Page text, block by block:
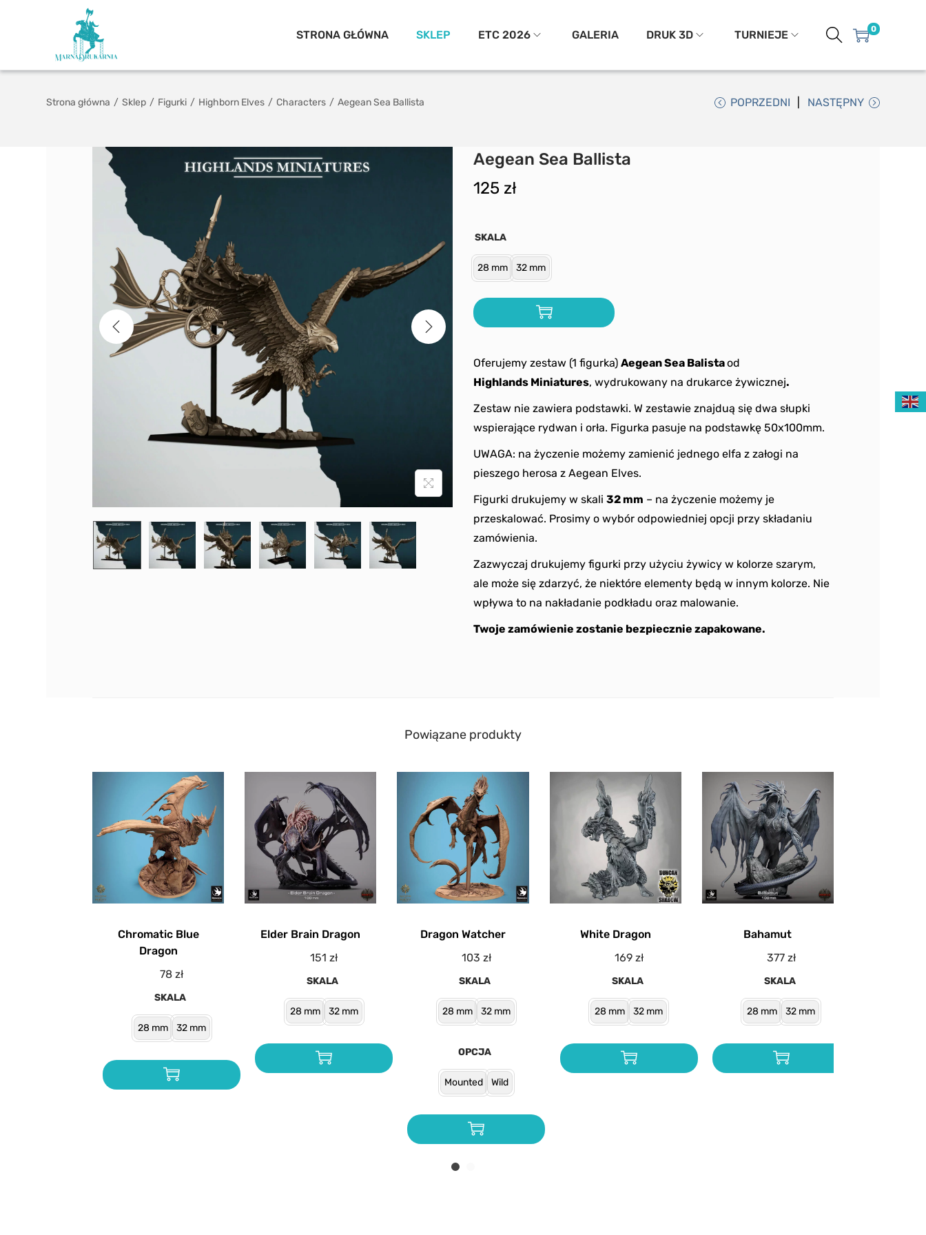
STRONA GŁÓWNA SKLEP ETC 2026 GALERIA DRUK 3D TURNIEJE 0
Strona główna / Sklep / Figurki / Highborn Elves / Characters / Aegean Sea Ballista POPRZEDNI NASTĘPNY
Aegean Sea Ballista
125 zł
Oferujemy zestaw (1 figurka) Aegean Sea Balistaod
Highlands Miniatures, wydrukowany na drukarce żywicznej.
Zestaw nie zawiera podstawki. W zestawie znajduą się dwa słupki
wspierające rydwan i orła. Figurka pasuje na podstawkę 50x100mm.
UWAGA: na życzenie możemy zamienić jednego elfa z załogi na
pieszego herosa z Aegean Elves.
Figurki drukujemy w skali 32 mm – na życzenie możemy je
przeskalować. Prosimy o wybór odpowiedniej opcji przy składaniu
zamówienia.
Zazwyczaj drukujemy figurki przy użyciu żywicy w kolorze szarym,
ale może się zdarzyć, że niektóre elementy będą w innym kolorze. Nie
wpływa to na nakładanie podkładu oraz malowanie.
Twoje zamówienie zostanie bezpiecznie zapakowane.
SKALA
28 mm 32 mm
Powiązane produkty
Chromatic Blue
Dragon
78zł
SKALA
28 mm 32 mm
Elder Brain Dragon
151zł
SKALA
28 mm 32 mm
Dragon Watcher
103 zł
SKALA
28 mm 32 mm
OPCJA
Mounted Wild
White Dragon
169 zł
SKALA
28 mm 32 mm
Bahamut
377 zł
SKALA
28 mm 32 mm